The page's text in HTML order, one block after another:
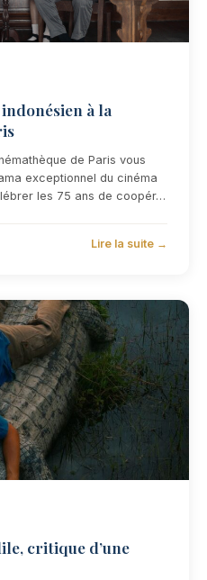
à la
de Paris vous
exceptionnel du cinéma
les 75 ans de coopér…
Lire la suite →
critique d’une